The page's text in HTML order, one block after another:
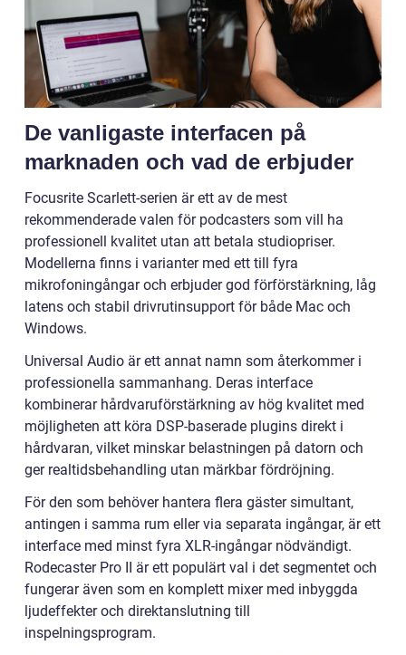
De vanligaste interfacen på
marknaden och vad de erbjuder
Focusrite Scarlett-serien är ett av de mest
rekommenderade valen för podcasters som vill ha
professionell kvalitet utan att betala studiopriser.
Modellerna finns i varianter med ett till fyra
mikrofoningångar och erbjuder god förförstärkning, låg
latens och stabil drivrutinsupport för både Mac och
Windows.
Universal Audio är ett annat namn som återkommer i
professionella sammanhang. Deras interface
kombinerar hårdvaruförstärkning av hög kvalitet med
möjligheten att köra DSP-baserade plugins direkt i
hårdvaran, vilket minskar belastningen på datorn och
ger realtidsbehandling utan märkbar fördröjning.
För den som behöver hantera flera gäster simultant,
antingen i samma rum eller via separata ingångar, är ett
interface med minst fyra XLR-ingångar nödvändigt.
Rodecaster Pro II är ett populärt val i det segmentet och
fungerar även som en komplett mixer med inbyggda
ljudeffekter och direktanslutning till
inspelningsprogram.